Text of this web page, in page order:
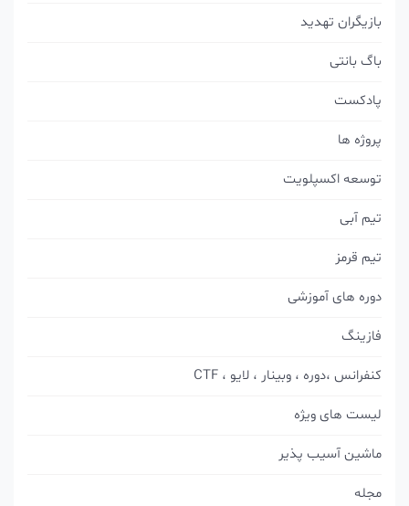
بازیگران تهدید
باگ بانتی
پادکست
پروژه ها
توسعه اکسپلویت
تیم آبی
تیم قرمز
دوره های آموزشی
فازینگ
کنفرانس ،دوره ، وبینار ، لایو ، CTF
لیست های ویژه
ماشین آسیب پذیر